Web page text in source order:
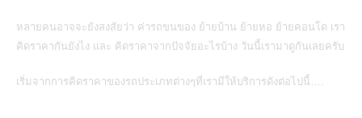
หลายคนอาจจะยังสงสัยว่า ค่ารถขนของ ย้ายบ้าน ย้ายหอ ย้ายคอนโด เรา
คิดราคากันยังไง และ คิดราคาจากปัจจัยอะไรบ้าง วันนี้เรามาดูกันเลยครับ
เริ่มจากการคิดราคาของรถประเภทต่างๆที่เรามีให้บริการดังต่อไปนี้….